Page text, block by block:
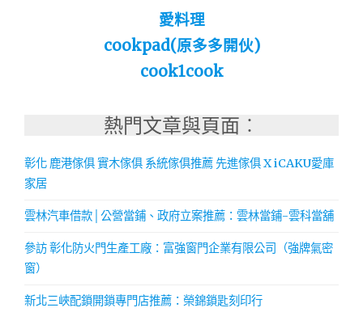
愛料理
cookpad(原多多開伙)
cook1cook
熱門文章與頁面︰
彰化 鹿港傢俱 實木傢俱 系統傢俱推薦 先進傢俱 X iCAKU愛庫
家居
雲林汽車借款│公營當鋪、政府立案推薦：雲林當鋪-雲科當舖
參訪 彰化防火門生產工廠：富強窗門企業有限公司（強牌氣密
窗）
新北三峽配鎖開鎖專門店推薦：榮錦鎖匙刻印行